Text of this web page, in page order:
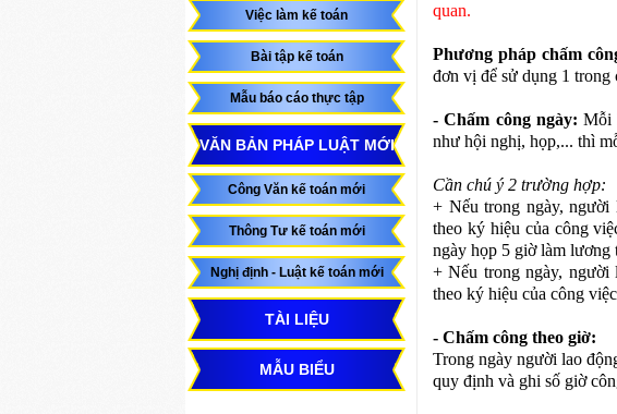
Việc làm kế toán
Bài tập kế toán
Mẫu báo cáo thực tập
VĂN BẢN PHÁP LUẬT MỚI
Công Văn kế toán mới
Thông Tư kế toán mới
Nghị định - Luật kế toán mới
TÀI LIỆU
MẪU BIỂU
quan.
Phương pháp chấm
đơn vị để sử dụng 1 trong
- Chấm công ngày: Mỗi
như hội nghị, họp,... thì
Cần chú ý 2 trường hợp:
+ Nếu trong ngày, người
theo ký hiệu của công
ngày họp 5 giờ làm lương
+ Nếu trong ngày, người
theo ký hiệu của công
- Chấm công theo giờ:
Trong ngày người lao
quy định và ghi số giờ